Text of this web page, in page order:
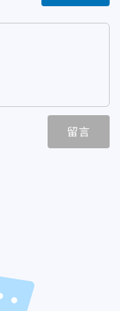
留言